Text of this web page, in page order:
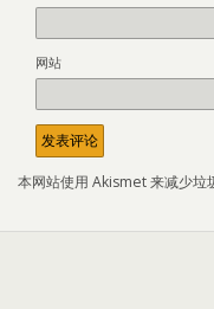
网站
本网站使用 Akismet 来减少垃